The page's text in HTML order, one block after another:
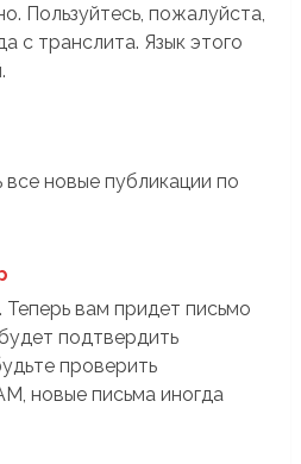
Пользуйтесь, пожалуйста,
с транслита. Язык этого
новые публикации по
Теперь вам придет письмо
подтвердить
проверить
новые письма иногда